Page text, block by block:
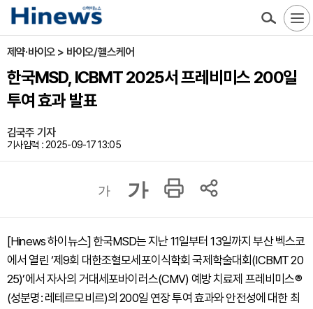
제약·바이오 > 바이오/헬스케어
한국MSD, ICBMT 2025서 프레비미스 200일
투여 효과 발표
김국주 기자
기사입력 : 2025-09-17 13:05
가 가
[Hinews 하이뉴스] 한국MSD는 지난 11일부터 13일까지 부산 벡스코
에서 열린 ‘제9회 대한조혈모세포이식학회 국제학술대회(ICBMT 20
25)’에서 자사의 거대세포바이러스(CMV) 예방 치료제 프레비미스®
(성분명: 레테르모비르)의 200일 연장 투여 효과와 안전성에 대한 최